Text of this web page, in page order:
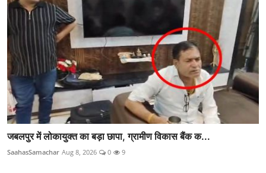
जबलपुर में लोकायुक्त का बड़ा छापा, ग्रामीण विकास बैंक क...
SaahasSamachar Aug 8, 2026 0 9